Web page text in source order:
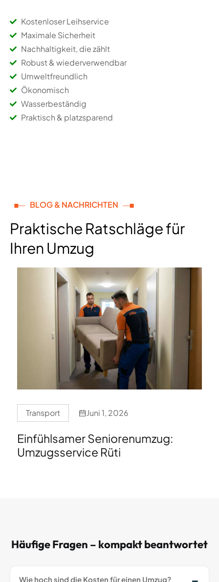
Kostenloser Leihservice
Maximale Sicherheit
Nachhaltigkeit, die zählt
Robust & wiederverwendbar
Umweltfreundlich
Ökonomisch
Wasserbeständig
Praktisch & platzsparend
BLOG & NACHRICHTEN
Praktische Ratschläge für
Ihren Umzug
Transport Juni 1, 2026
Einfühlsamer Seniorenumzug:
Umzugsservice Rüti
Häufige Fragen – kompakt beantwortet
Wie hoch sind die Kosten für einen Umzug?